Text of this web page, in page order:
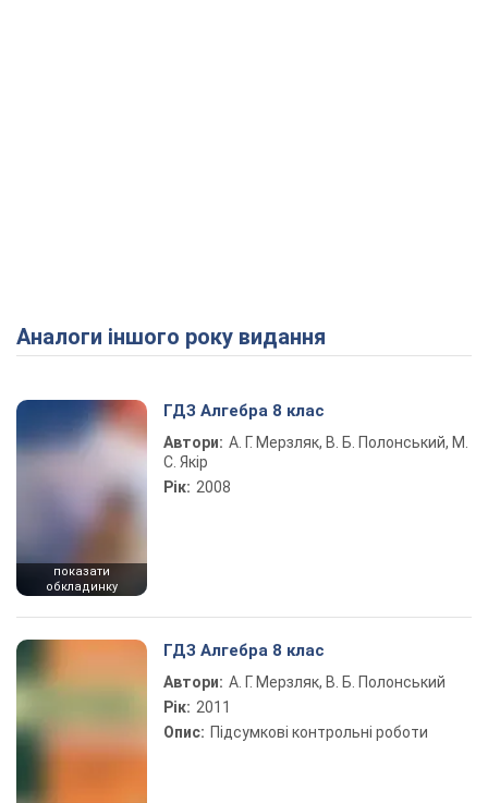
Аналоги іншого року видання
показати
обкладинку
ГДЗ Алгебра 8 клас
Автори: А. Г. Мерзляк, В. Б. Полонський, М.
С. Якір
Рік: 2008
ГДЗ Алгебра 8 клас
Автори: А. Г. Мерзляк, В. Б. Полонський
Рік: 2011
Опис: Підсумкові контрольні роботи